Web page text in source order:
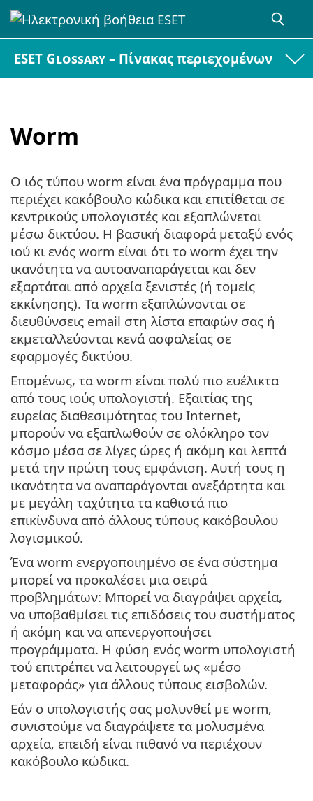
ESET Glossary – Πίνακας περιεχομένων
Worm
Ο ιός τύπου worm είναι ένα πρόγραμμα που
περιέχει κακόβουλο κώδικα και επιτίθεται σε
κεντρικούς υπολογιστές και εξαπλώνεται
μέσω δικτύου. Η βασική διαφορά μεταξύ ενός
ιού κι ενός worm είναι ότι το worm έχει την
ικανότητα να αυτοαναπαράγεται και δεν
εξαρτάται από αρχεία ξενιστές (ή τομείς
εκκίνησης). Τα worm εξαπλώνονται σε
διευθύνσεις email στη λίστα επαφών σας ή
εκμεταλλεύονται κενά ασφαλείας σε
εφαρμογές δικτύου.
Επομένως, τα worm είναι πολύ πιο ευέλικτα
από τους ιούς υπολογιστή. Εξαιτίας της
ευρείας διαθεσιμότητας του Internet,
μπορούν να εξαπλωθούν σε ολόκληρο τον
κόσμο μέσα σε λίγες ώρες ή ακόμη και λεπτά
μετά την πρώτη τους εμφάνιση. Αυτή τους η
ικανότητα να αναπαράγονται ανεξάρτητα και
με μεγάλη ταχύτητα τα καθιστά πιο
επικίνδυνα από άλλους τύπους κακόβουλου
λογισμικού.
Ένα worm ενεργοποιημένο σε ένα σύστημα
μπορεί να προκαλέσει μια σειρά
προβλημάτων: Μπορεί να διαγράψει αρχεία,
να υποβαθμίσει τις επιδόσεις του συστήματος
ή ακόμη και να απενεργοποιήσει
προγράμματα. Η φύση ενός worm υπολογιστή
τού επιτρέπει να λειτουργεί ως «μέσο
μεταφοράς» για άλλους τύπους εισβολών.
Εάν ο υπολογιστής σας μολυνθεί με worm,
συνιστούμε να διαγράψετε τα μολυσμένα
αρχεία, επειδή είναι πιθανό να περιέχουν
κακόβουλο κώδικα.